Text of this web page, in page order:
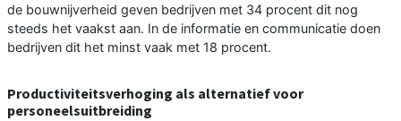
de bouwnijverheid geven bedrijven met 34 procent dit nog
steeds het vaakst aan. In de informatie en communicatie doen
bedrijven dit het minst vaak met 18 procent.
Productiviteitsverhoging als alternatief voor
personeelsuitbreiding